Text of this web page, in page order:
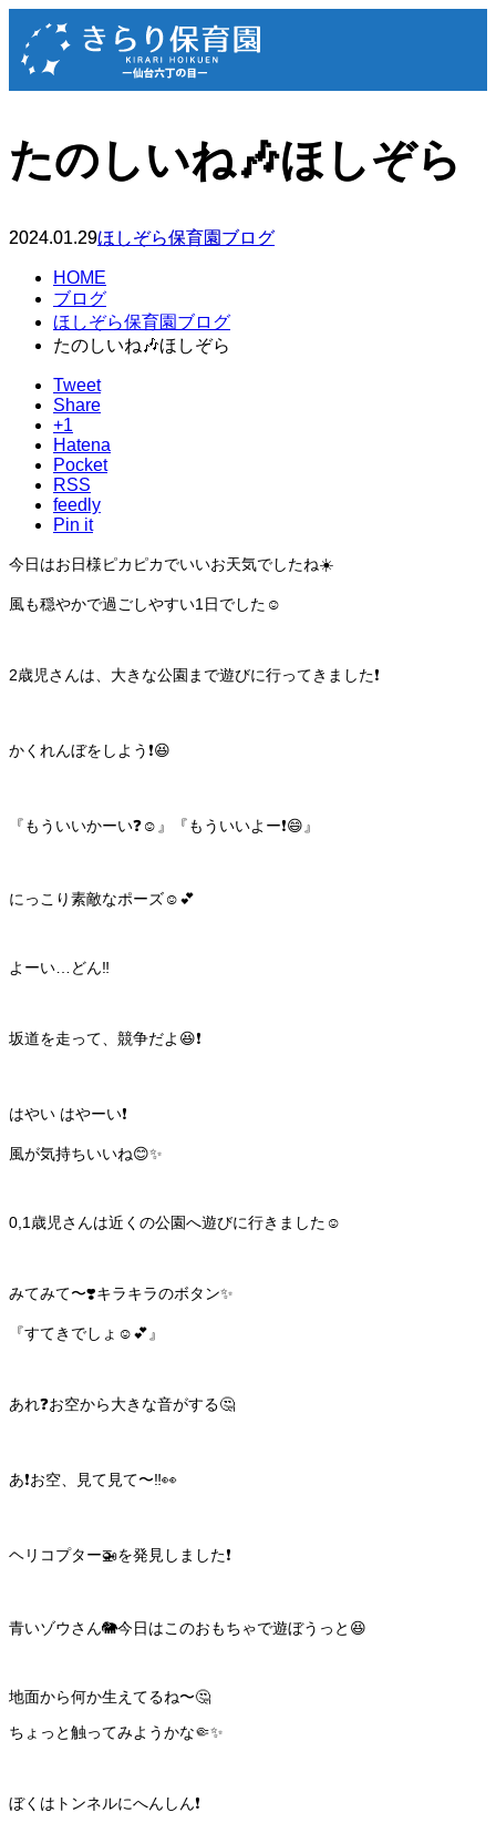
たのしいね🎶ほしぞら
2024.01.29ほしぞら保育園ブログ
HOME
ブログ
ほしぞら保育園ブログ
たのしいね🎶ほしぞら
Tweet
Share
+1
Hatena
Pocket
RSS
feedly
Pin it
今日はお日様ピカピカでいいお天気でしたね☀️
風も穏やかで過ごしやすい1日でした☺️
2歳児さんは、大きな公園まで遊びに行ってきました❗️
かくれんぼをしよう❗️😆
『もういいかーい❓☺️』『もういいよー❗️😄』
にっこり素敵なポーズ☺️💕
よーい…どん‼️
坂道を走って、競争だよ😆❗️
はやい はやーい❗️
風が気持ちいいね😊✨
0,1歳児さんは近くの公園へ遊びに行きました☺️
みてみて〜❣️キラキラのボタン✨
『すてきでしょ☺️💕』
あれ❓お空から大きな音がする🤔
あ❗️お空、見て見て〜‼️👀
ヘリコプター🚁を発見しました❗️
青いゾウさん🐘今日はこのおもちゃで遊ぼうっと😆
地面から何か生えてるね〜🤔
ちょっと触ってみようかな🤏✨
ぼくはトンネルにへんしん❗️